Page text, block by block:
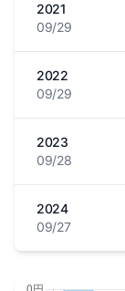
2021
09/29
2022
09/29
2023
09/28
2024
09/27